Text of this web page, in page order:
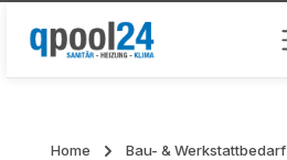
Zum Hauptinhalt springen
Home Bau- & Werkstattbedarf